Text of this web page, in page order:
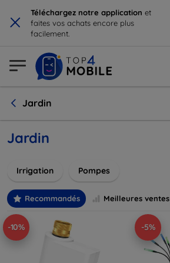
× Téléchargez notre application et
faites vos achats encore plus
facilement.
Jardin
Jardin
Irrigation Pompes
Recommandés Meilleures ventes
-10% -5%